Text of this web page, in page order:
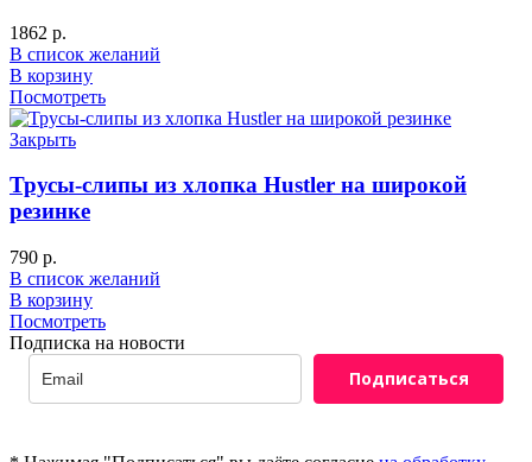
1862 р.
В список желаний
В корзину
Посмотреть
Закрыть
Трусы-слипы из хлопка Hustler на широкой
резинке
790 р.
В список желаний
В корзину
Посмотреть
Подписка на новости
Подписаться